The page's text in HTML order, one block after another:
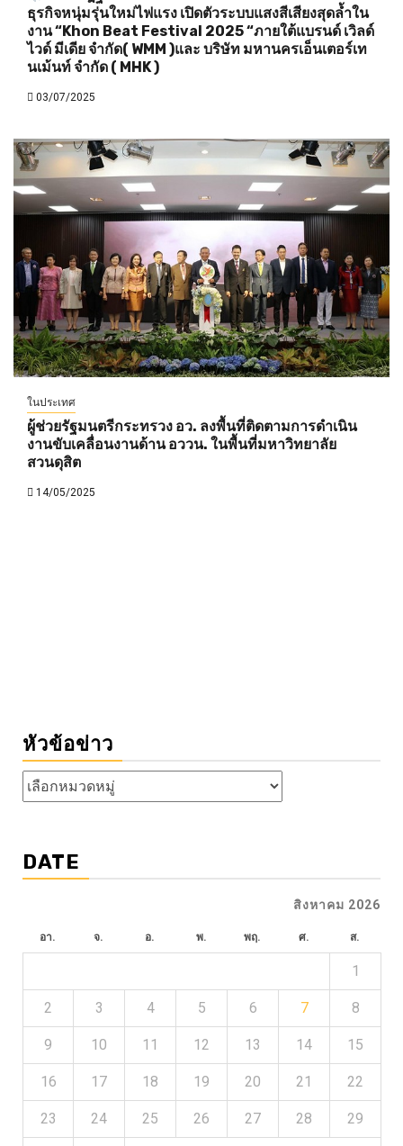
ธุรกิจหนุ่มรุ่นใหม่ไฟแรง เปิดตัวระบบแสงสีเสียงสุดล้ำใน
งาน “Khon Beat Festival 2025 “ภายใต้แบรนด์ เวิลด์
ไวด์ มีเดีย จำกัด( WMM )และ บริษัท มหานครเอ็นเตอร์เท
นเม้นท์ จำกัด ( MHK )
03/07/2025
ในประเทศ
ผู้ช่วยรัฐมนตรีกระทรวง อว. ลงพื้นที่ติดตามการดำเนิน
งานขับเคลื่อนงานด้าน อววน. ในพื้นที่มหาวิทยาลัย
สวนดุสิต
14/05/2025
หัวข้อข่าว
หัวข้อ
ข่าว
DATE
สิงหาคม 2026
อา. จ. อ. พ. พฤ. ศ. ส.
1
2 3 4 5 6 7 8
9 10 11 12 13 14 15
16 17 18 19 20 21 22
23 24 25 26 27 28 29